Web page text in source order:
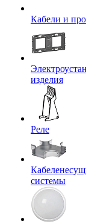
Кабели и
изделия
Реле
системы